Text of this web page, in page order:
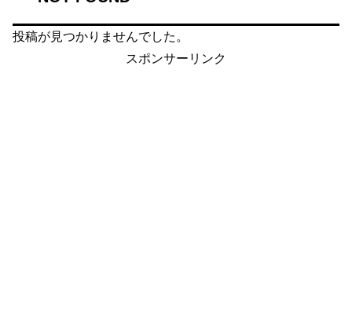
投稿が見つかりませんでした。
スポンサーリンク